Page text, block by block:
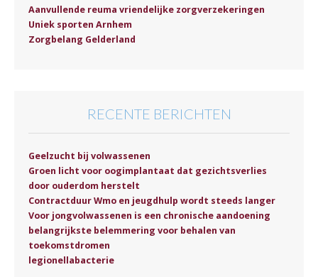
Aanvullende reuma vriendelijke zorgverzekeringen
Uniek sporten Arnhem
Zorgbelang Gelderland
RECENTE BERICHTEN
Geelzucht bij volwassenen
Groen licht voor oogimplantaat dat gezichtsverlies
door ouderdom herstelt
Contractduur Wmo en jeugdhulp wordt steeds langer
Voor jongvolwassenen is een chronische aandoening
belangrijkste belemmering voor behalen van
toekomstdromen
legionellabacterie